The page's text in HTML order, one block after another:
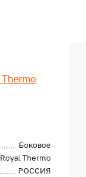
Боковое
Royal Thermo
РОССИЯ